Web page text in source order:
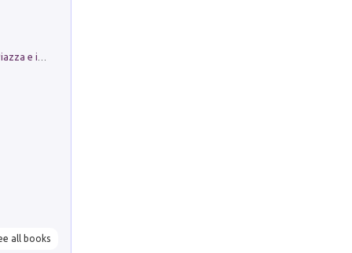
Luoghi Magici di Bologna. Vol. 1: la Piazza e i Suoi Simboli Segreti
all books